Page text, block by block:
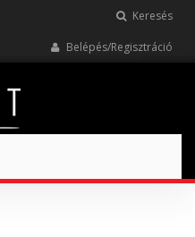
Keresés
Belépés/Regisztráció